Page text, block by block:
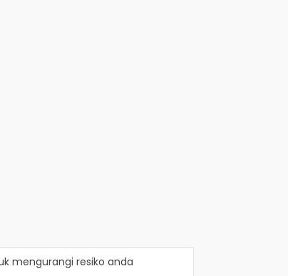
mengurangi resiko anda